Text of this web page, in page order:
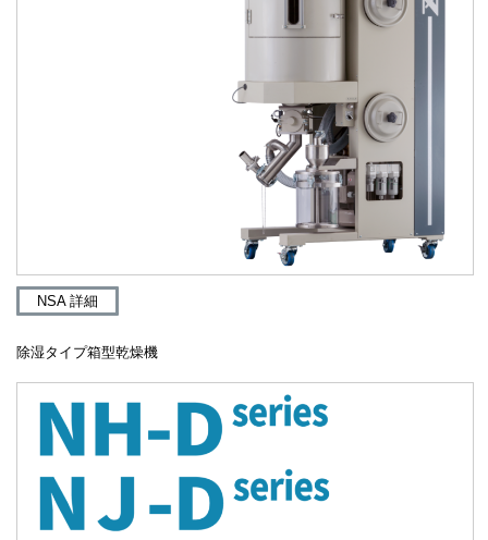
NSA 詳細
除湿タイプ箱型乾燥機